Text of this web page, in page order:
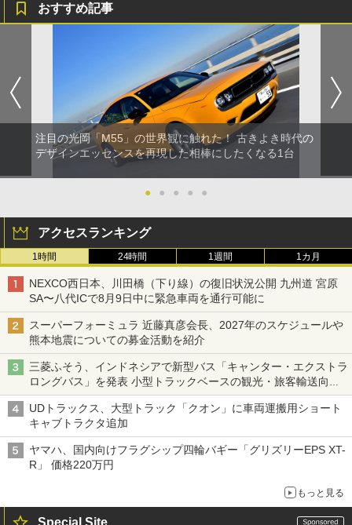
おすすめ記事
注目の光岡「M55」の世界観に触れた！ 古きよき時代の
デザインエッセンスを再現した相棒にしたくなる1台
● ● ● ● ●
アクセスランキング
1時間 24時間 1週間 1カ月
NEXCO西日本、川田橋（下り線）の復旧状況公開 九州道 宮原
SA〜八代ICで8月9日中に緊急車両を通行可能に
スーパーフォーミュラ 近藤真彦会長、2027年のスケジュールや
熊本地震についての募金活動を紹介
三菱ふそう、インドネシアで新型バス「キャンター・エクストラ
ロングバス」を発表 小型トラックベースの観光・旅客輸送向け
バス
UDトラックス、大型トラック「クオン」に車両運搬用ショート
キャブトラクタ追加
ヤマハ、国内向けフラグシップ四輪バギー「グリズリーEPS XT-
R」 価格220万円
もっと見る
Special Site